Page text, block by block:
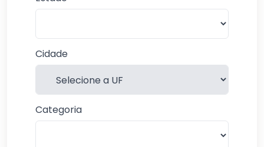
Cidade
Categoria